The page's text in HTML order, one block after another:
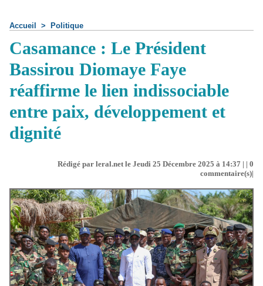
Accueil > Politique
Casamance : Le Président
Bassirou Diomaye Faye
réaffirme le lien indissociable
entre paix, développement et
dignité
Rédigé par leral.net le Jeudi 25 Décembre 2025 à 14:37 | | 0
commentaire(s)|